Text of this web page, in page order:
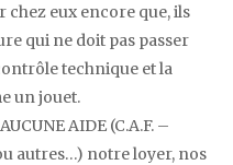
chez eux encore que, ils
qui ne doit pas passer
technique et la
un jouet.
AIDE (C.A.F. –
autres…) notre loyer, nos